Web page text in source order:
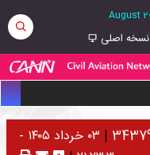
نسخه اصلی
|
۰۳ خرداد ۱۴۰۵ -